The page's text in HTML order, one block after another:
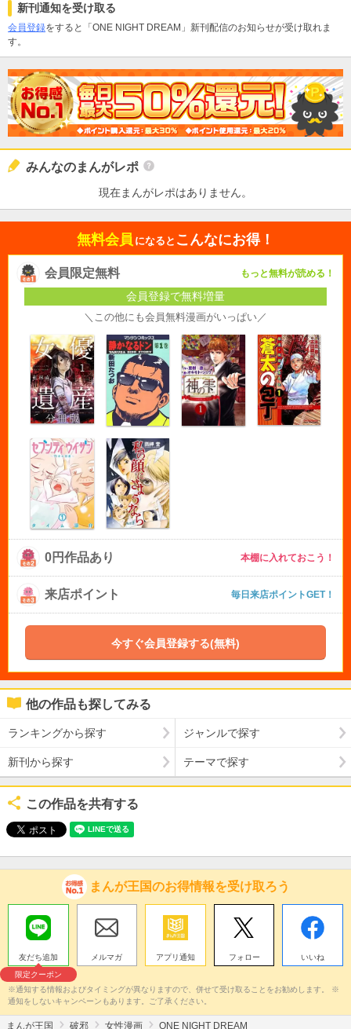
新刊通知を受け取る
会員登録をすると「ONE NIGHT DREAM」新刊配信のお知らせが受け取れま
す。
みんなのまんがレポ
現在まんがレポはありません。
無料会員 になると こんなにお得！
会員限定無料 もっと無料が読める！
会員登録で無料増量
＼この他にも会員無料漫画がいっぱい／
0円作品あり 本棚に入れておこう！
来店ポイント 毎日来店ポイントGET！
今すぐ会員登録する(無料)
他の作品も探してみる
ランキングから探す ジャンルで探す
新刊から探す テーマで探す
この作品を共有する
まんが王国のお得情報を受け取ろう
友だち追加
限定クーポン
メルマガ アプリ通知 フォロー いいね
※通知する情報およびタイミングが異なりますので、併せて受け取ることをお勧めします。 ※
通知をしないキャンペーンもあります。ご了承ください。
まんが王国 破邪 女性漫画 ONE NIGHT DREAM